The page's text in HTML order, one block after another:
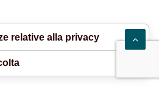
relative alla privacy